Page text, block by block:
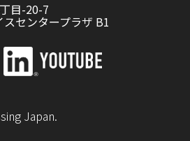
目-20-7
センタープラザ B1
Japan.